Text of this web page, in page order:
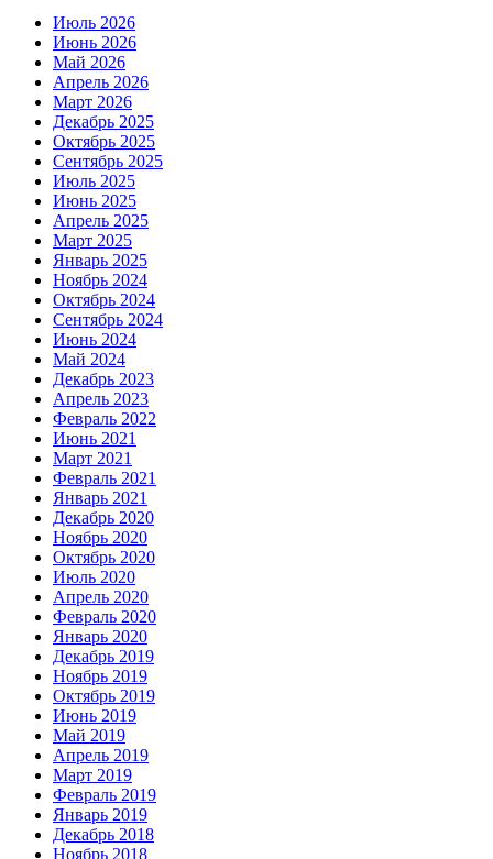
Июль 2026
Июнь 2026
Май 2026
Апрель 2026
Март 2026
Декабрь 2025
Октябрь 2025
Сентябрь 2025
Июль 2025
Июнь 2025
Апрель 2025
Март 2025
Январь 2025
Ноябрь 2024
Октябрь 2024
Сентябрь 2024
Июнь 2024
Май 2024
Декабрь 2023
Апрель 2023
Февраль 2022
Июнь 2021
Март 2021
Февраль 2021
Январь 2021
Декабрь 2020
Ноябрь 2020
Октябрь 2020
Июль 2020
Апрель 2020
Февраль 2020
Январь 2020
Декабрь 2019
Ноябрь 2019
Октябрь 2019
Июнь 2019
Май 2019
Апрель 2019
Март 2019
Февраль 2019
Январь 2019
Декабрь 2018
Ноябрь 2018